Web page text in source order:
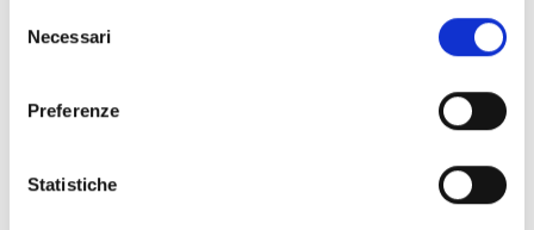
delNecessari
Preferenze
Statistiche